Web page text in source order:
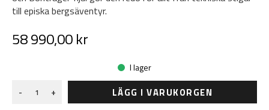
till episka bergsäventyr.
58 990,00 kr
I lager
-
+ LÄGG I VARUKORGEN